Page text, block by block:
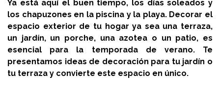
Ya está aquí el buen tiempo, los días soleados y
los chapuzones en la piscina y la playa. Decorar el
espacio exterior de tu hogar ya sea una terraza,
un jardín, un porche, una azotea o un patio, es
esencial para la temporada de verano. Te
presentamos ideas de decoración para tu jardín o
tu terraza y convierte este espacio en único.